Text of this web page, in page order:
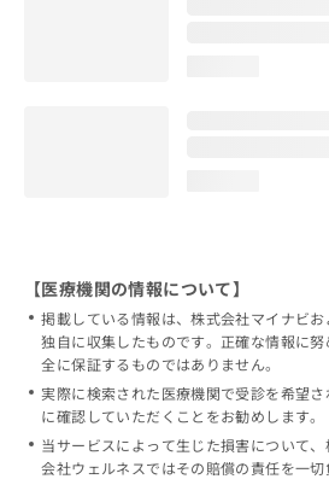
【医療機関の情報について】
掲載している情報は、株式会社マイナビ
独自に収集したものです。正確な情報に
全に保証するものではありません。
実際に検索された医療機関で受診を希望
に確認していただくことをお勧めします。
当サービスによって生じた損害について
会社ウェルネスではその賠償の責任を一切